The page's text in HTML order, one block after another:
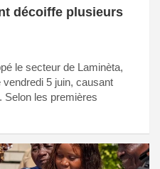
décoiffe plusieurs
le secteur de Laminèta,
5 juin, causant
Selon les premières